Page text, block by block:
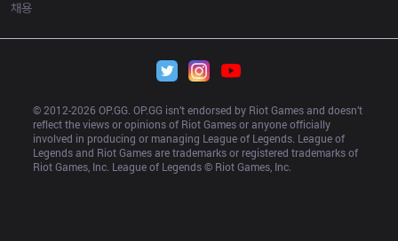
채용
© 2012-2026 OP.GG. OP.GG isn’t endorsed by Riot Games and doesn’t
reflect the views or opinions of Riot Games or anyone officially
involved in producing or managing League of Legends. League of
Legends and Riot Games are trademarks or registered trademarks of
Riot Games, Inc. League of Legends © Riot Games, Inc.